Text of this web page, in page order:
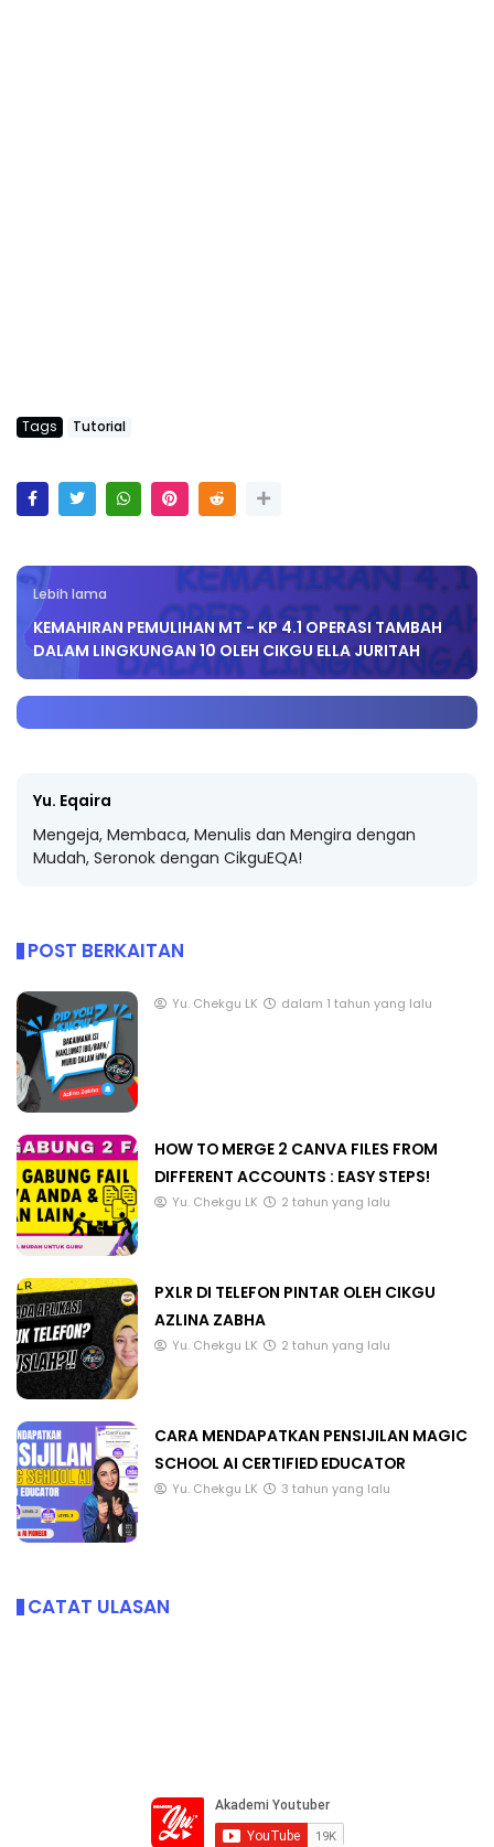
Tags Tutorial
Lebih lama
KEMAHIRAN PEMULIHAN MT - KP 4.1 OPERASI TAMBAH
DALAM LINGKUNGAN 10 OLEH CIKGU ELLA JURITAH
Yu. Eqaira
Mengeja, Membaca, Menulis dan Mengira dengan
Mudah, Seronok dengan CikguEQA!
POST BERKAITAN
Yu. Chekgu LK dalam 1 tahun yang lalu
HOW TO MERGE 2 CANVA FILES FROM
DIFFERENT ACCOUNTS : EASY STEPS!
Yu. Chekgu LK 2 tahun yang lalu
PXLR DI TELEFON PINTAR OLEH CIKGU
AZLINA ZABHA
Yu. Chekgu LK 2 tahun yang lalu
CARA MENDAPATKAN PENSIJILAN MAGIC
SCHOOL AI CERTIFIED EDUCATOR
Yu. Chekgu LK 3 tahun yang lalu
CATAT ULASAN